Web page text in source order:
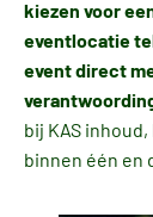
kiezen voor
eventlocatie
event direct
bij KAS
binnen één en